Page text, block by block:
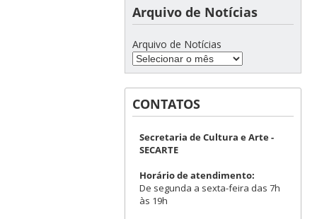
Arquivo de Notícias
Arquivo de Notícias
CONTATOS
Secretaria de Cultura e Arte -
SECARTE
Horário de atendimento:
De segunda a sexta-feira das 7h
às 19h